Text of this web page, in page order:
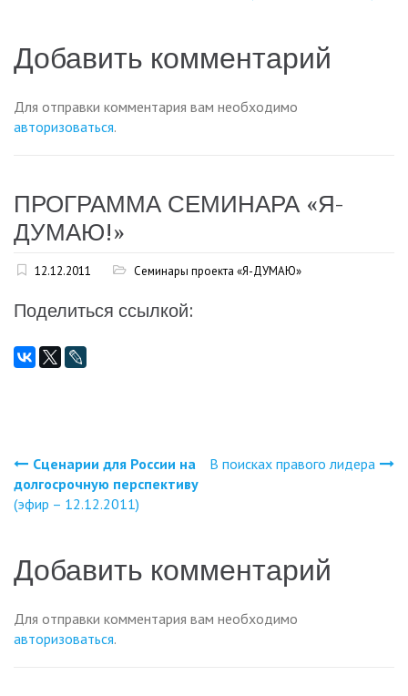
записям
Добавить комментарий
Для отправки комментария вам необходимо
авторизоваться.
ПРОГРАММА СЕМИНАРА «Я-
ДУМАЮ!»
12.12.2011 Семинары проекта «Я-ДУМАЮ»
Поделиться ссылкой:
Навигация
по
записям
Сценарии для России на
долгосрочную перспективу
(эфир – 12.12.2011)
В поисках правого лидера
Добавить комментарий
Для отправки комментария вам необходимо
авторизоваться.